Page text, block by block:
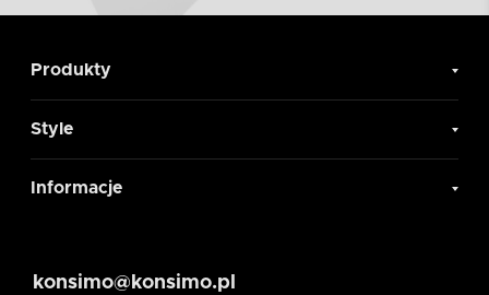
Produkty
Style
Informacje
konsimo@konsimo.pl